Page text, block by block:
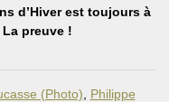
d’Hiver est toujours à
preuve !
(Photo)
Philippe